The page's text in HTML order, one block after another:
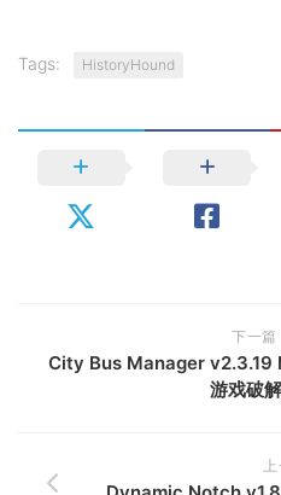
Tags: HistoryHound
下一篇
City Bus Manager v2.3.19
游戏破